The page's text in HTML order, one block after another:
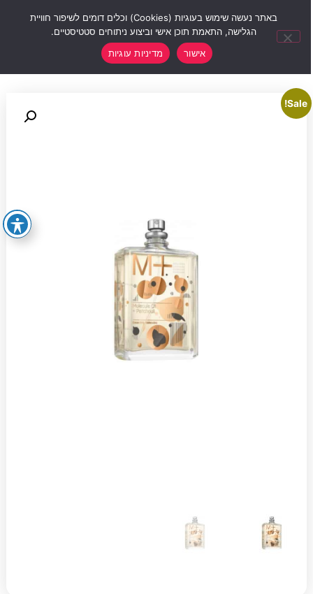
Sale!
באתר נעשה שימוש בעוגיות (Cookies) וכלים דומים לשיפור חוויית
הגלישה, התאמת תוכן אישי וביצוע ניתוחים סטטיסטיים.
אישור
מדיניות עוגיות